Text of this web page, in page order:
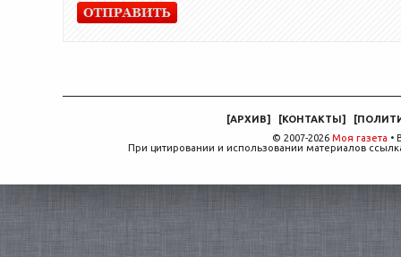
[АРХИВ] [КОНТАКТЫ] [
© 2007-2026 Моя газета •
При цитировании и использовании материалов